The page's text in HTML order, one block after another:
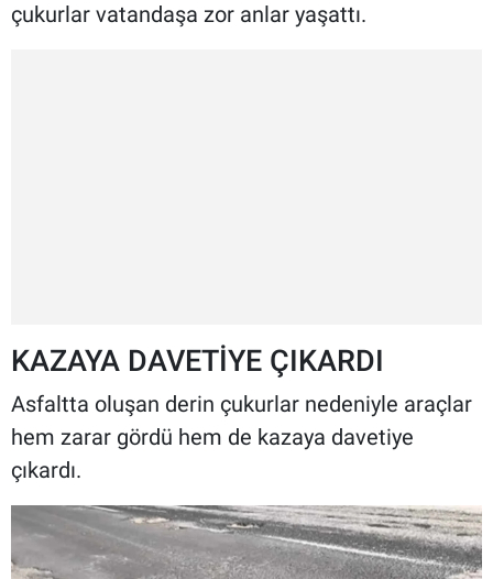
çukurlar vatandaşa zor anlar yaşattı.
KAZAYA DAVETİYE ÇIKARDI
Asfaltta oluşan derin çukurlar nedeniyle araçlar
hem zarar gördü hem de kazaya davetiye
çıkardı.